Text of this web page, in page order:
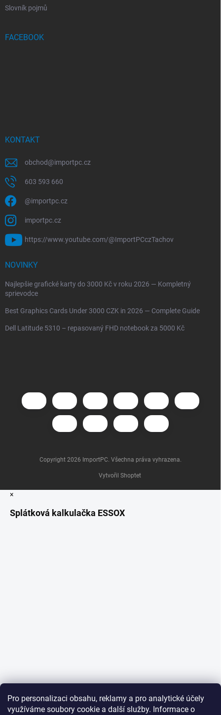
Pro personalizaci obsahu, reklamy a pro analytické účely
využíváme soubory cookie a další služby. Informace o
Slovník pojmů
FACEBOOK
KONTAKT
obchod@importpc.cz
603 593 660
@importpc.cz
importpc.cz
https://www.youtube.com/@ImportPCczTachov
NOVINKY
Najlepšie grafické karty do 3000 Kč v roku 2026 — Kompletný
sprievodce
Best Graphics Cards Under 3000 CZK in 2026 — Complete Guide
Dell Latitude 5310 – repasovaný FHD notebook za 5000 Kč
Vytvořil Shoptet
Copyright 2026 ImportPC. Všechna práva vyhrazena.
×
Splátková kalkulačka ESSOX